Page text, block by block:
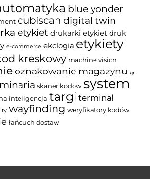
blue yonder
cubiscan digital twin
etykiet drukarki etykiet druk
e-commerce ekologia etykiety
kreskowy machine vision
oznakowanie magazynu qr
skaner kodow system
inteligencja targi terminal
wayfinding weryfikatory kodów
łańcuch dostaw